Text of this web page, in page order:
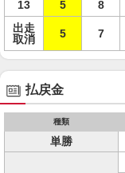
13
5 8
出走
取消
5 7
払戻金
種類
単勝